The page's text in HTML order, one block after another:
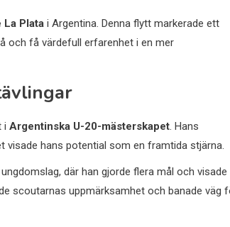
La Plata i Argentina. Denna flytt markerade ett
och få värdefull erfarenhet i en mer
i Argentinska U-20-mästerskapet. Hans
visade hans potential som en framtida stjärna.
där han gjorde flera mål och visade
scoutarnas uppmärksamhet och banade väg